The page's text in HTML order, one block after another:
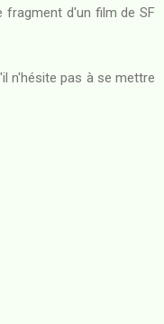
fragment d'un film de SF
n'hésite pas à se mettre